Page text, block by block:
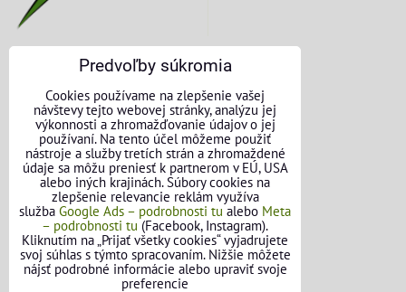
KONTAKTNÉ ÚDAJE
O nás
Kontakt
Požičovňa náradia
Názory našich zákazníkov
Mapa stránok
Predvoľby súkromia
Cookies používame na zlepšenie vašej
návštevy tejto webovej stránky, analýzu jej
výkonnosti a zhromažďovanie údajov o jej
používaní. Na tento účel môžeme použiť
nástroje a služby tretích strán a zhromaždené
údaje sa môžu preniesť k partnerom v EÚ, USA
alebo iných krajinách. Súbory cookies na
zlepšenie relevancie reklám využíva
služba Google Ads – podrobnosti tu alebo Meta
– podrobnosti tu (Facebook, Instagram).
Kliknutím na „Prijať všetky cookies“ vyjadrujete
svoj súhlas s týmto spracovaním. Nižšie môžete
nájsť podrobné informácie alebo upraviť svoje
preferencie